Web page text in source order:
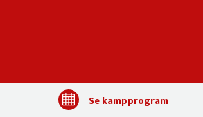
Se kampprogram